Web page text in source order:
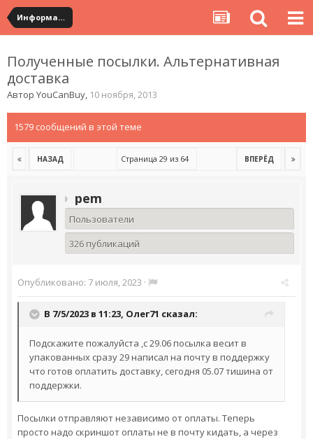
Информация по полученным посылкам
Полученные посылки. Альтернативная
доставка
Автор YouCanBuy, 10 ноября, 2013
1579 сообщений в этой теме
НАЗАД ВПЕРЁД
Страница 29 из 64
pem
Пользователи
326 публикаций
Опубликовано: 7 июля, 2023 ·
В 7/5/2023 в 11:23, Олег71 сказал:
Подскажите пожалуйста ,с 29.06 посылка весит в
упакованных сразу 29 написал на почту в поддержку
что готов оплатить доставку, сегодня 05.07 тишина от
поддержки.
Посылки отправляют независимо от оплаты. Теперь
просто надо скриншот оплаты не в почту кидать, а через